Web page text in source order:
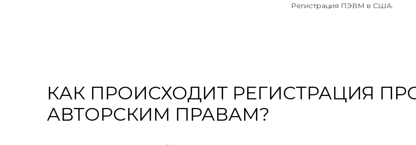
Регистрация ПЭВМ в США.
КАК ПРОИСХОДИТ РЕГИСТРАЦИЯ
АВТОРСКИМ ПРАВАМ?